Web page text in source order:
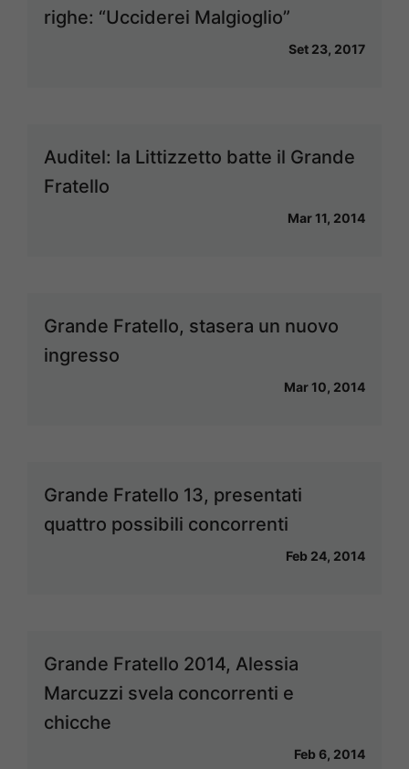
righe: “Ucciderei Malgioglio”
Set 23, 2017
Auditel: la Littizzetto batte il Grande
Fratello
Mar 11, 2014
Grande Fratello, stasera un nuovo
ingresso
Mar 10, 2014
Grande Fratello 13, presentati
quattro possibili concorrenti
Feb 24, 2014
Grande Fratello 2014, Alessia
Marcuzzi svela concorrenti e
chicche
Feb 6, 2014